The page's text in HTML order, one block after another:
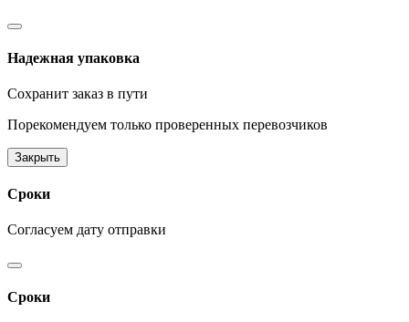
Надежная упаковка
Сохранит заказ в пути
Порекомендуем только проверенных перевозчиков
Закрыть
Сроки
Согласуем дату отправки
Сроки